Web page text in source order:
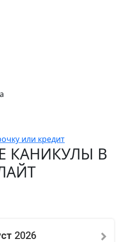
КАНИКУЛЫ В
2026